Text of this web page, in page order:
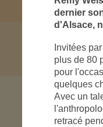
dernier
d'Alsace,
Invitées
plus de 80
pour
quelques
Avec un
retracé